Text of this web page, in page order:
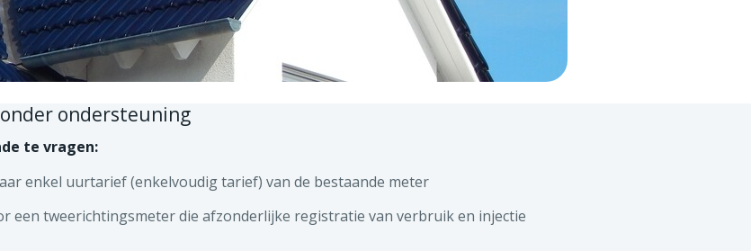
ondersteuning
te vragen:
enkel uurtarief (enkelvoudig tarief) van de bestaande meter
een tweerichtingsmeter die afzonderlijke registratie van verbruik en injectie